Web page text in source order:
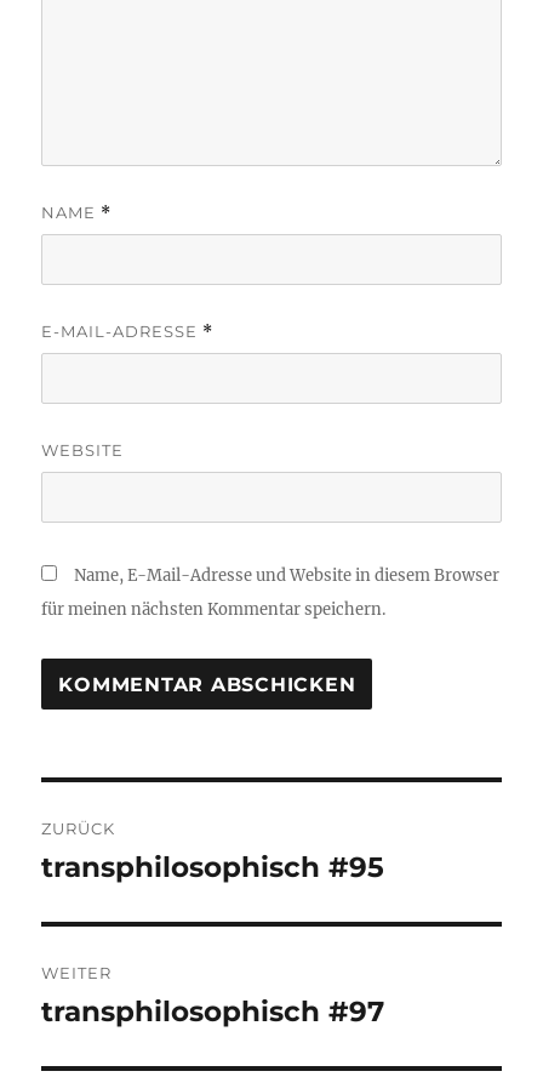
NAME *
E-MAIL-ADRESSE *
WEBSITE
Name, E-Mail-Adresse und Website in diesem Browser
für meinen nächsten Kommentar speichern.
ZURÜCK
Vorheriger
transphilosophisch #95
WEITER
Nächster
transphilosophisch #97